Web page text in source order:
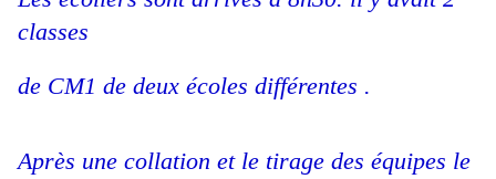
classes
de CM1 de deux écoles différentes .
Après une collation et le tirage des équipes le